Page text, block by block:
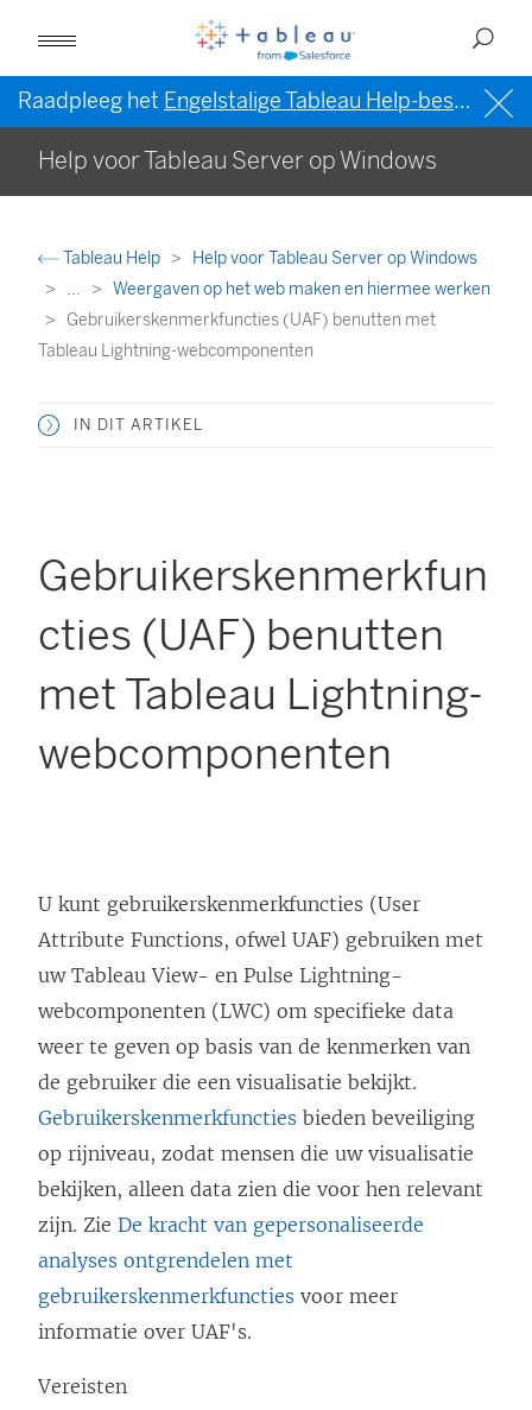
Raadpleeg het Engelstalige Tableau Help-bestand (VS)
Help voor Tableau Server op Windows
Tableau Help
Help voor Tableau Server op Windows
...
Weergaven op het web maken en hiermee werken
Gebruikerskenmerkfuncties (UAF) benutten met
Tableau Lightning-webcomponenten
IN DIT ARTIKEL
Gebruikerskenmerkfun
cties (UAF) benutten
met Tableau Lightning-
webcomponenten
U kunt gebruikerskenmerkfuncties (User
Attribute Functions, ofwel UAF) gebruiken met
uw Tableau View- en Pulse Lightning-
webcomponenten (LWC) om specifieke data
weer te geven op basis van de kenmerken van
de gebruiker die een visualisatie bekijkt.
Gebruikerskenmerkfuncties bieden beveiliging
op rijniveau, zodat mensen die uw visualisatie
bekijken, alleen data zien die voor hen relevant
zijn. Zie De kracht van gepersonaliseerde
analyses ontgrendelen met
gebruikerskenmerkfuncties voor meer
informatie over UAF's.
Vereisten